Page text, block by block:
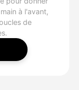
à l'avant,
de